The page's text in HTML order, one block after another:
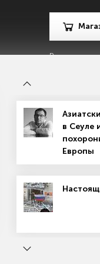
в сфере массовых
применяются
в Сеуле
Европы